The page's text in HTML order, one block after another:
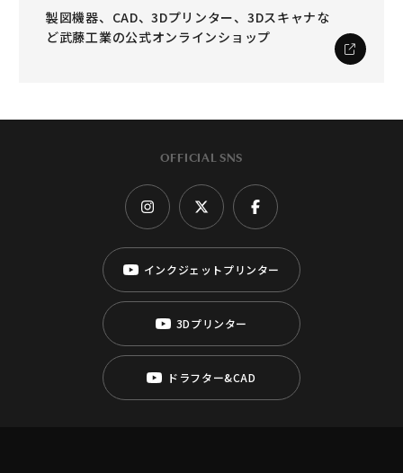
製図機器、CAD、3Dプリンター、3Dスキャナな
ど武藤工業の公式オンラインショップ
OFFICIAL SNS
インクジェットプリンター
3Dプリンター
ドラフター&CAD